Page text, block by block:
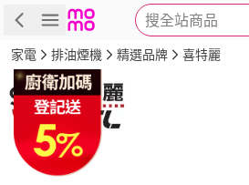
搜全站商品
商品 評價 詳情
家電 排油煙機 精選品牌 喜特麗